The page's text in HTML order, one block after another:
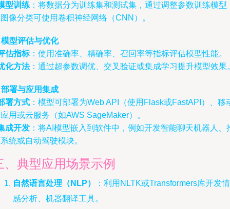
型训练 ：将数据分为训练集和测试集，通过调整参数训练模型
像分类可使用卷积神经网络（CNN）。
型评估与优化
估指标：使用准确率、精确率、召回率等指标评估模型性能。
化方法：通过超参数调优、交叉验证或集成学习提升模型效果
署与应用集成
署方式 ：模型可部署为Web API（使用Flask或FastAPI）、移
用或云服务（如AWS SageMaker）。
成开发 ：将AI模型嵌入到软件中，例如开发智能聊天机器人、
统或自动驾驶模块。
、典型应用场景示例
自然语言处理（NLP）
：利用NLTK或Transformers库开发情
感分析、机器翻译工具。